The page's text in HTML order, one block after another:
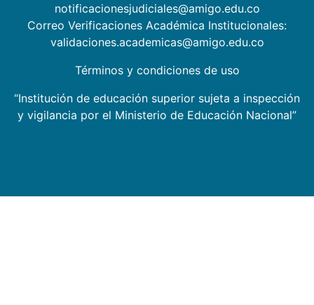
notificacionesjudiciales@amigo.edu.co
Correo Verificaciones Académica Institucionales:
validaciones.academicas@amigo.edu.co
Términos y condiciones de uso
“Institución de educación superior sujeta a inspección
y vigilancia por el Ministerio de Educación Nacional”